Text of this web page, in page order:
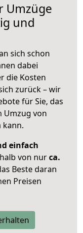
Umzüge
und
sich schon
dabei
die Kosten
zurück – wir
für Sie, das
Umzug von
kann.
einfach
von nurca.
Beste daran
Preisen